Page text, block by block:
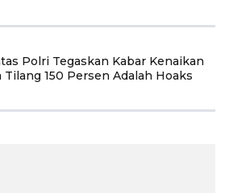
Polri Tegaskan Kabar Kenaikan
Tilang 150 Persen Adalah Hoaks